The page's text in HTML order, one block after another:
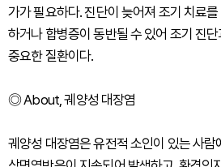
가가 필요하다. 진단이 늦어져 조기 치료
하거나 합병증이 동반될 수 있어 조기 진
중요한 질환이다.
◎ About, 궤양성 대장염
궤양성 대장염은 유전적 소인이 있는 사람